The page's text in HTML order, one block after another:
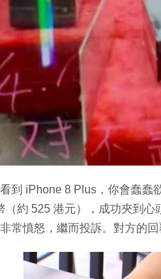
到 iPhone 8 Plus，你會蠢蠢
（約 525 港元），成功夾到
常憤怒，繼而投訴。對方的